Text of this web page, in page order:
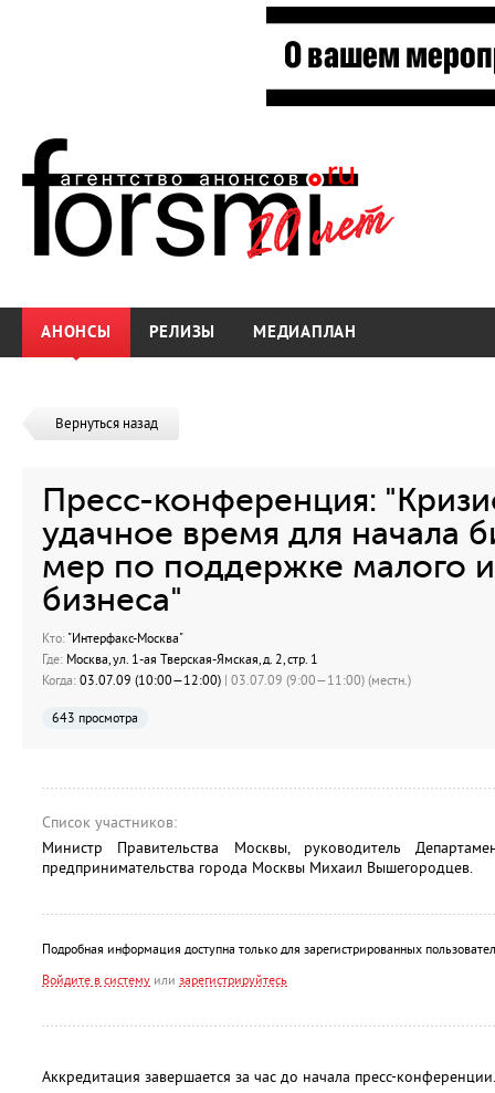
АНОНСЫ РЕЛИЗЫ МЕДИАПЛАН
Вернуться назад
Пресс-конференция:
удачное время для начала
мер по поддержке малого
бизнеса"
Кто: "Интерфакс-Москва"
Где: Москва, ул. 1-ая Тверская-Ямская, д. 2, стр. 1
Когда: 03.07.09 (10:00—12:00) | 03.07.09 (9:00—11:00) (местн.)
643 просмотра
Список участников:
Министр Правительства Москвы, руководитель
предпринимательства города Москвы Михаил Вышегородцев.
Подробная информация доступна только для зарегистрированных
Войдите в систему или зарегистрируйтесь
Аккредитация завершается за час до начала пресс-конференции.